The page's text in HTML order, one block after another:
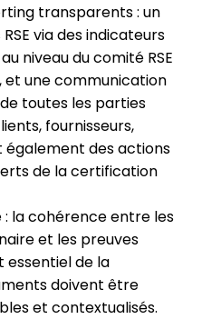
transparents : un
via des indicateurs
niveau du comité RSE
et une communication
toutes les parties
fournisseurs,
également des actions
de la certification
la cohérence entre les
et les preuves
essentiel de la
doivent être
et contextualisés.